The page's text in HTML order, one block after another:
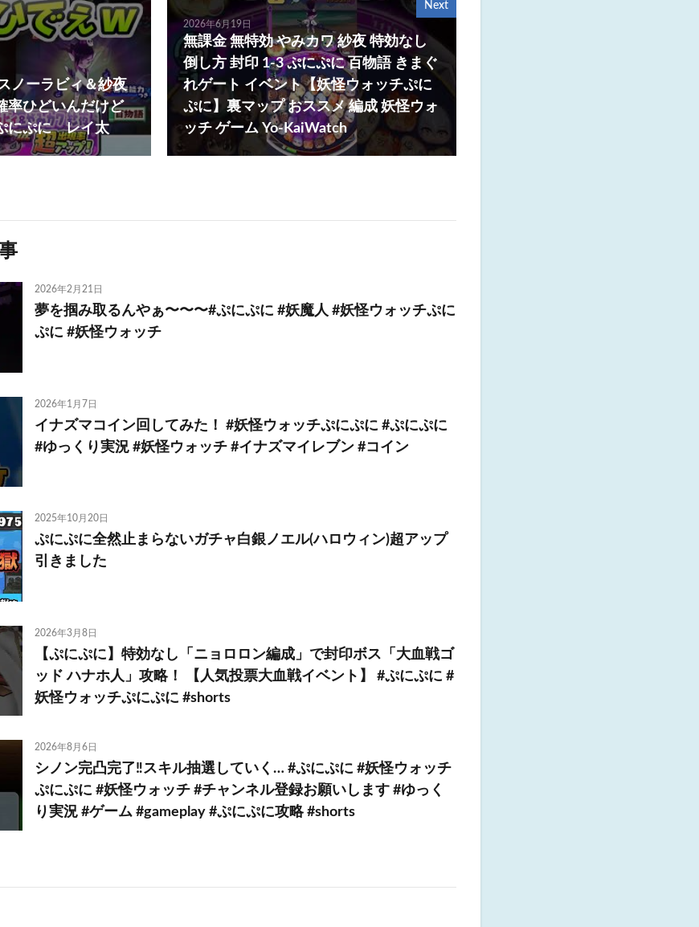
ノーラビィ＆紗夜
率ひどいんだけど
にぷに レイ太
Next
2026年6月19日
無課金 無特効 やみカワ 紗夜 特効なし
倒し方 封印 1-3 ぷにぷに 百物語 きまぐ
れゲート イベント【妖怪ウォッチぷに
ぷに】裏マップ おススメ 編成 妖怪ウォ
ッチ ゲーム Yo-KaiWatch
2026年2月21日
夢を掴み取るんやぁ〜〜〜#ぷにぷに #妖魔人 #妖怪ウォッチぷに
ぷに #妖怪ウォッチ
2026年1月7日
イナズマコイン回してみた！ #妖怪ウォッチぷにぷに #ぷにぷに
#ゆっくり実況 #妖怪ウォッチ #イナズマイレブン #コイン
2025年10月20日
ぷにぷに全然止まらないガチャ白銀ノエル(ハロウィン)超アップ
引きました
2026年3月8日
【ぷにぷに】特効なし「ニョロロン編成」で封印ボス「大血戦ゴ
ッド ハナホ人」攻略！ 【人気投票大血戦イベント】 #ぷにぷに #
妖怪ウォッチぷにぷに #shorts
2026年8月6日
シノン完凸完了‼️スキル抽選していく… #ぷにぷに #妖怪ウォッチ
ぷにぷに #妖怪ウォッチ #チャンネル登録お願いします #ゆっく
り実況 #ゲーム #gameplay #ぷにぷに攻略 #shorts